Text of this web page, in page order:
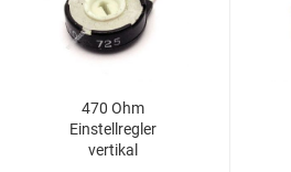
470 Ohm
Einstellregler
vertikal